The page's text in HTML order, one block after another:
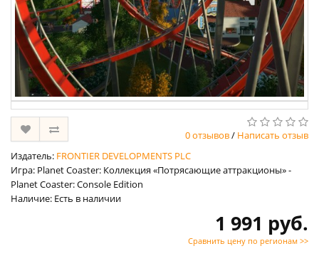
0 отзывов/ Написать отзыв
Издатель: FRONTIER DEVELOPMENTS PLC
Игра: Planet Coaster: Коллекция «Потрясающие аттракционы» -
Planet Coaster: Console Edition
Наличие: Есть в наличии
1 991 руб.
Сравнить цену по регионам >>